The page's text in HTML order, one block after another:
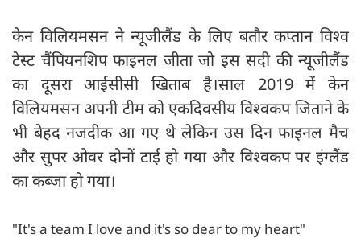
केन विलियमसन ने न्यूजीलैंड के लिए बतौर कप्तान विश्व
टेस्ट चैंपियनशिप फाइनल जीता जो इस सदी की न्यूजीलैंड
का दूसरा आईसीसी खिताब है।साल 2019 में केन
विलियमसन अपनी टीम को एकदिवसीय विश्वकप जिताने के
भी बेहद नजदीक आ गए थे लेकिन उस दिन फाइनल मैच
और सुपर ओवर दोनों टाई हो गया और विश्वकप पर इंग्लैंड
का कब्जा हो गया।
"It's a team I love and it's so dear to my heart"